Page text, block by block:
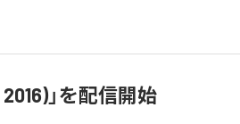
」を配信開始